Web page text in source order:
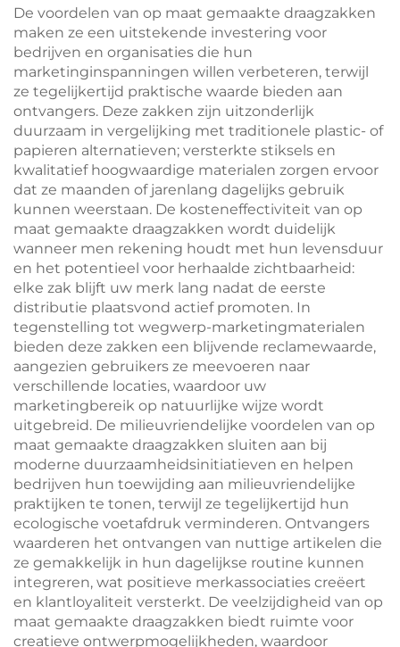
bulkverpakking –
herbruikbaar, ideaal
voor picknicks,
kamperen,
strandbezoeken en
buitenactiviteiten
optimale
merkzichtbaarheid
De voordelen van op maat gemaakte draagzakken
maken ze een uitstekende investering voor
bedrijven en organisaties die hun
marketinginspanningen willen verbeteren, terwijl
ze tegelijkertijd praktische waarde bieden aan
ontvangers. Deze zakken zijn uitzonderlijk
duurzaam in vergelijking met traditionele plastic- of
papieren alternatieven; versterkte stiksels en
kwalitatief hoogwaardige materialen zorgen ervoor
dat ze maanden of jarenlang dagelijks gebruik
kunnen weerstaan. De kosteneffectiviteit van op
maat gemaakte draagzakken wordt duidelijk
wanneer men rekening houdt met hun levensduur
en het potentieel voor herhaalde zichtbaarheid:
elke zak blijft uw merk lang nadat de eerste
distributie plaatsvond actief promoten. In
tegenstelling tot wegwerp-marketingmaterialen
bieden deze zakken een blijvende reclamewaarde,
aangezien gebruikers ze meevoeren naar
verschillende locaties, waardoor uw
marketingbereik op natuurlijke wijze wordt
uitgebreid. De milieuvriendelijke voordelen van op
maat gemaakte draagzakken sluiten aan bij
moderne duurzaamheidsinitiatieven en helpen
bedrijven hun toewijding aan milieuvriendelijke
praktijken te tonen, terwijl ze tegelijkertijd hun
ecologische voetafdruk verminderen. Ontvangers
waarderen het ontvangen van nuttige artikelen die
ze gemakkelijk in hun dagelijkse routine kunnen
integreren, wat positieve merkassociaties creëert
en klantloyaliteit versterkt. De veelzijdigheid van op
maat gemaakte draagzakken biedt ruimte voor
creatieve ontwerpmogelijkheden, waardoor